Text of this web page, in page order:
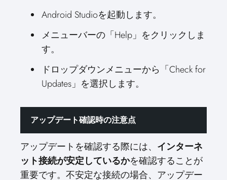
Android Studioを起動します。
メニューバーの「Help」をクリックしま
す。
ドロップダウンメニューから「Check for
Updates」を選択します。
アップデート確認時の注意点
アップデートを確認する際には、 インターネ
ット接続が安定しているかを確認することが
重要です。不安定な接続の場合、アップデー